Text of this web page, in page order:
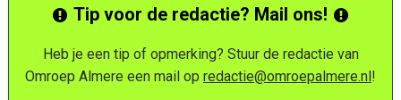
Tip voor de redactie? Mail ons!
Heb je een tip of opmerking? Stuur de redactie van
Omroep Almere een mail op redactie@omroepalmere.nl!